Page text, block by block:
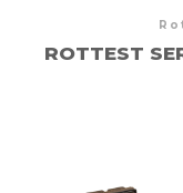
ROTTEST